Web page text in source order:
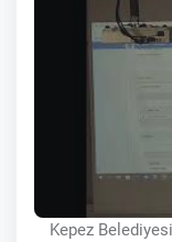
Kepez